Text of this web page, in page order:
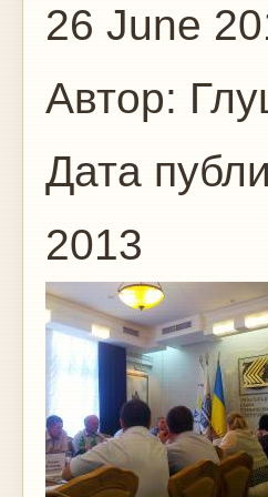
26 June
Автор:
Дата
2013